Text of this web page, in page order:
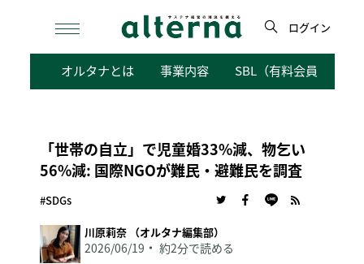
検
ログイン
オルタナとは 事業内容 SBL（有料会員向けサ
「世帯の自立」で児童婚33%減、物乞い
56%減: 国際NGOが難民・避難民を調査
#SDGs
川原莉奈 （オルタナ編集部）
2026/06/19 約2分で読める